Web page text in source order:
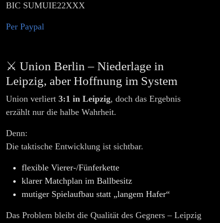
BIC SUMUIE22XXX
Per Paypal
⚔️ Union Berlin – Niederlage in
Leipzig, aber Hoffnung im System
Union verliert 3:1 in Leipzig, doch das Ergebnis
erzählt nur die halbe Wahrheit.
Denn:
Die taktische Entwicklung ist sichtbar.
flexible Vierer-/Fünferkette
klarer Matchplan im Ballbesitz
mutiger Spielaufbau statt „langem Hafer“
Das Problem bleibt die Qualität des Gegners – Leipzig